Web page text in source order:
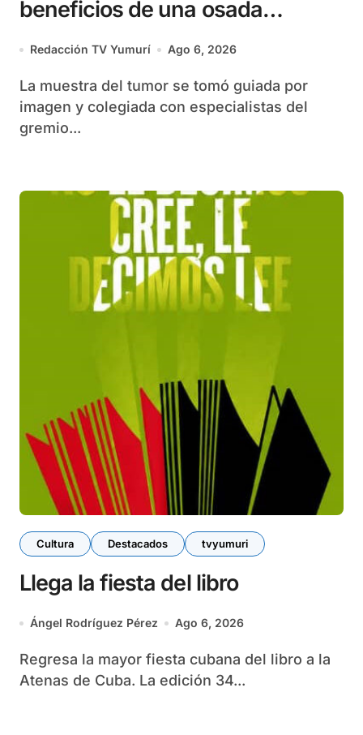
beneficios de una osada
apuesta
Redacción TV Yumurí Ago 6, 2026
La muestra del tumor se tomó guiada por
imagen y colegiada con especialistas del
gremio...
Cultura Destacados tvyumuri
Llega la fiesta del libro
Ángel Rodríguez Pérez Ago 6, 2026
Regresa la mayor fiesta cubana del libro a la
Atenas de Cuba. La edición 34...